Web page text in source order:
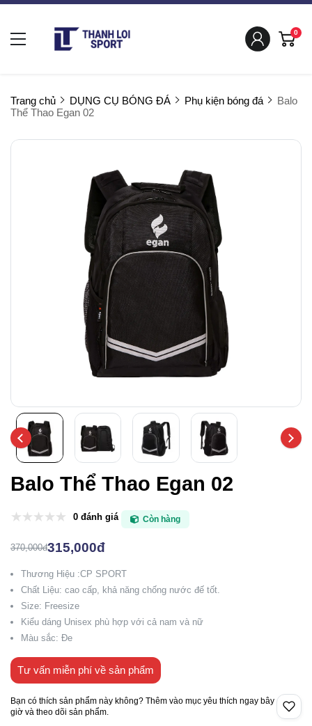
0
Trang chủ DỤNG CỤ BÓNG ĐÁ Phụ kiện bóng đá
Balo
Thể Thao Egan 02
Balo Thể Thao Egan 02
0 đánh giá Còn hàng
370,000đ315,000đ
Thương Hiệu :CP SPORT
Chất Liệu: cao cấp, khả năng chống nước đế tốt.
Size: Freesize
Kiểu dáng Unisex phù hợp với cả nam và nữ
Màu sắc: Đe
Tư vấn miễn phí về sản phẩm
Bạn có thích sản phẩm này không? Thêm vào mục yêu thích ngay bây
giờ và theo dõi sản phẩm.